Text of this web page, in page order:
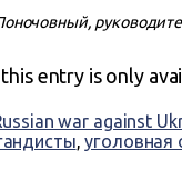
entry is only
war against
,уголовная